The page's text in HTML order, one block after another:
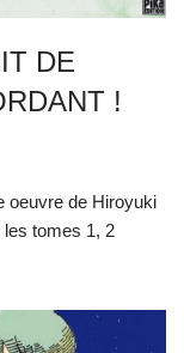
DE
!
oeuvre de Hiroyuki
les tomes 1, 2